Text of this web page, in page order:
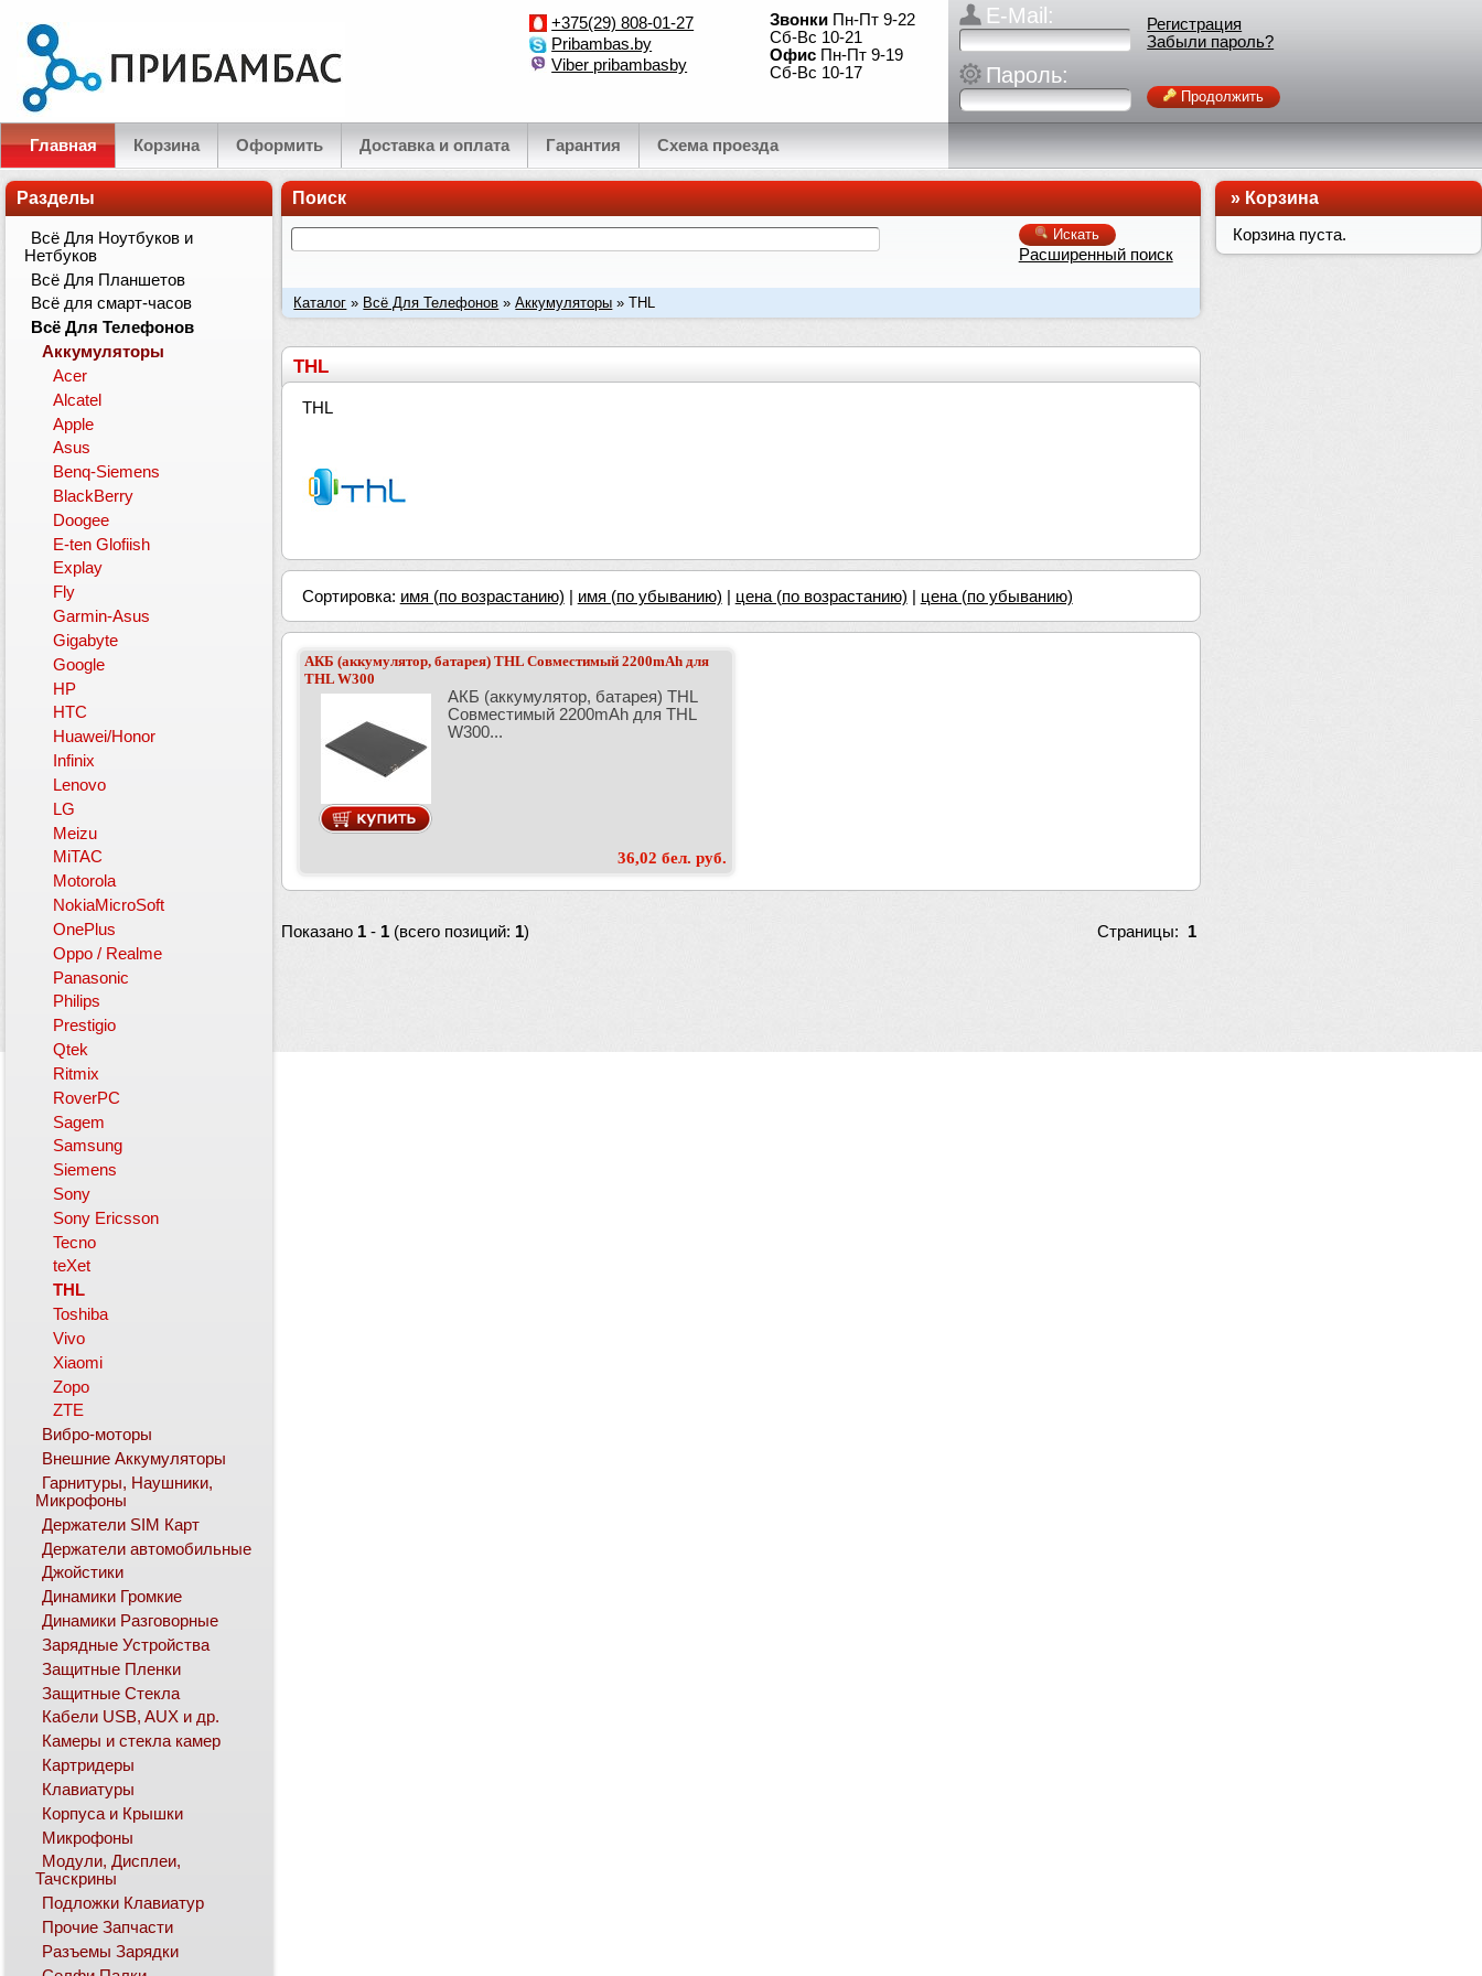
+375(29) 808-01-27
Pribambas.by
Viber pribambasby
Звонки Пн-Пт 9-22
Сб-Вс 10-21
Офис Пн-Пт 9-19
Сб-Вс 10-17
Главная Корзина Оформить Доставка и оплата Гарантия Схема проезда
E-Mail:
Пароль:
Регистрация
Забыли пароль?
Продолжить
Поиск
Искать
Расширенный поиск
Каталог » Всё Для Телефонов »Аккумуляторы » THL
THL
THL
Сортировка: имя (по возрастанию) имя (по убыванию) цена (по возрастанию) цена (по убыванию)
АКБ (аккумулятор, батарея) THL Совместимый 2200mAh для
THL W300
АКБ (аккумулятор, батарея) THL
Совместимый 2200mAh для THL
W300...
36,02 бел. руб.
Страницы: 1
Показано 1 - 1 (всего позиций: 1)
Разделы
Всё Для Ноутбуков и
Нетбуков
Всё Для Планшетов
Всё для смарт-часов
Всё Для Телефонов
Аккумуляторы
Acer
Alcatel
Apple
Asus
Benq-Siemens
BlackBerry
Doogee
E-ten Glofiish
Explay
Fly
Garmin-Asus
Gigabyte
Google
HP
HTC
Huawei/Honor
Infinix
Lenovo
LG
Meizu
MiTAC
Motorola
NokiaMicroSoft
OnePlus
Oppo / Realme
Panasonic
Philips
Prestigio
Qtek
Ritmix
RoverPC
Sagem
Samsung
Siemens
Sony
Sony Ericsson
Tecno
teXet
THL
Toshiba
Vivo
Xiaomi
Zopo
ZTE
Вибро-моторы
Внешние Аккумуляторы
Гарнитуры, Наушники,
Микрофоны
Держатели SIM Карт
Держатели автомобильные
Джойстики
Динамики Громкие
Динамики Разговорные
Зарядные Устройства
Защитные Пленки
Защитные Стекла
Кабели USB, AUX и др.
Камеры и стекла камер
Картридеры
Клавиатуры
Корпуса и Крышки
Микрофоны
Модули, Дисплеи,
Тачскрины
Подложки Клавиатур
Прочие Запчасти
Разъемы Зарядки
»Корзина
Корзина пуста.